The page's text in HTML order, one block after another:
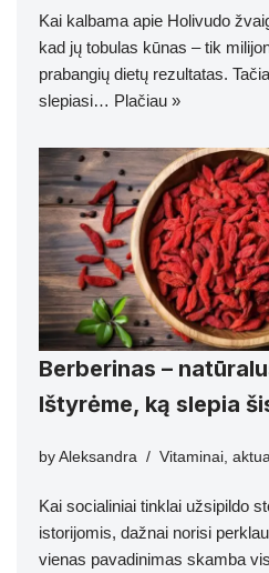
Kai kalbama apie Holivudo
kad jų tobulas kūnas – tik
prabangių dietų rezultatas.
slepiasi… Plačiau »
Berberinas –
Ištyrėme, ką slepia
by Aleksandra Vitaminai,
Kai socialiniai tinklai užsipildo
istorijomis, dažnai norisi
vienas pavadinimas skamba